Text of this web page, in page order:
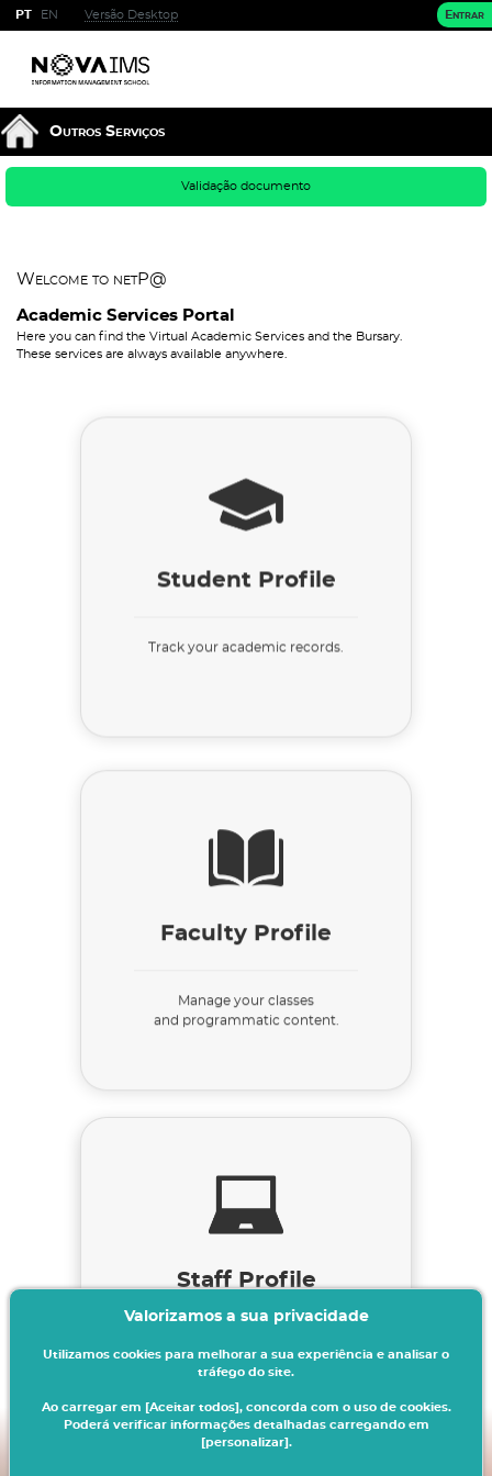
PT EN Versão Desktop Entrar
Outros Serviços
Validação documento
Welcome to netP@
Academic Services Portal
Here you can find the Virtual Academic Services and the Bursary.
These services are always available anywhere.
Student Profile
Track your academic records.
Faculty Profile
Manage your classes
and programmatic content.
Staff Profile
Academic Services.
Valorizamos a sua privacidade
Utilizamos cookies para melhorar a sua experiência e analisar o
tráfego do site.
Ao carregar em [Aceitar todos], concorda com o uso de cookies.
Poderá verificar informações detalhadas carregando em
[personalizar].